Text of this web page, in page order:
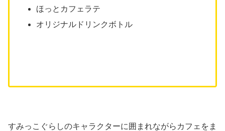
ほっとカフェラテ
オリジナルドリンクボトル
すみっこぐらしのキャラクターに囲まれながらカフェをま